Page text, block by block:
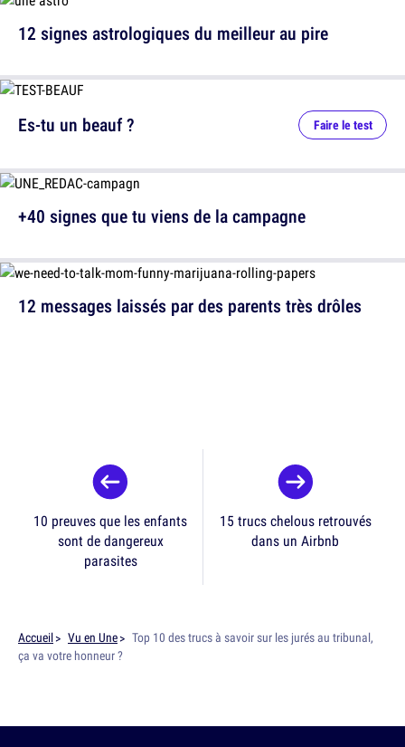
12 signes astrologiques du meilleur au pire
12 messages laissés par des parents très drôles
Es-tu un beauf ? Faire le test
+40 signes que tu viens de la campagne
10 preuves que les enfants
sont de dangereux
parasites
15 trucs chelous retrouvés
dans un Airbnb
Accueil Vu en Une
Top 10 des trucs à savoir sur les jurés au tribunal,
ça va votre honneur ?